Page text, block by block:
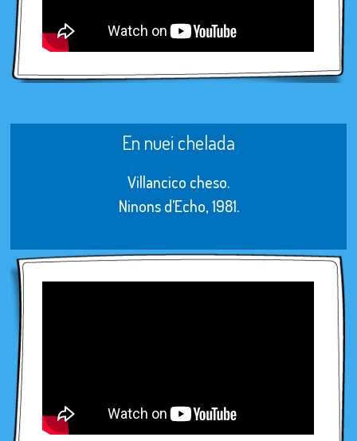
En nuei chelada
Villancico cheso.
Ninons d’Echo, 1981.